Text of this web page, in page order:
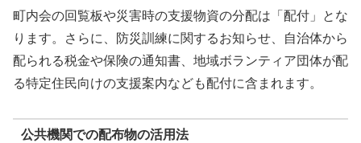
町内会の回覧板や災害時の支援物資の分配は「配付」とな
ります。さらに、防災訓練に関するお知らせ、自治体から
配られる税金や保険の通知書、地域ボランティア団体が配
る特定住民向けの支援案内なども配付に含まれます。
公共機関での配布物の活用法